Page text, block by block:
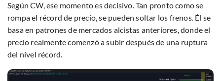
Según CW, ese momento es decisivo. Tan pronto como se
rompa el récord de precio, se pueden soltar los frenos. Él se
basa en patrones de mercados alcistas anteriores, donde el
precio realmente comenzó a subir después de una ruptura
del nivel récord.